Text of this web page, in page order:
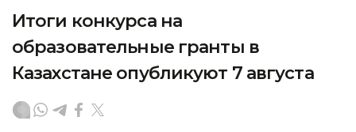
Итоги конкурса на
образовательные гранты в
Казахстане опубликуют 7 августа